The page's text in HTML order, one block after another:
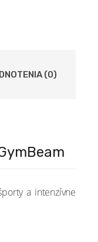
(0)
a intenzívne